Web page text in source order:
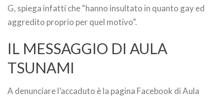
G, spiega infatti che “hanno insultato in quanto gay ed
aggredito proprio per quel motivo”.
IL MESSAGGIO DI AULA
TSUNAMI
A denunciare l’accaduto è la pagina Facebook di Aula